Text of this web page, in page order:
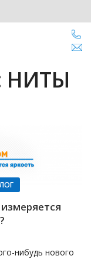
НИТЫ
нибудь нового